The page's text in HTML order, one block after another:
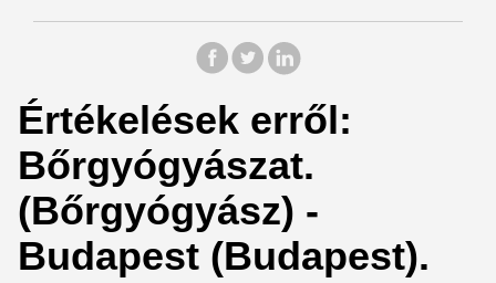
Értékelések erről:
Bőrgyógyászat.
(Bőrgyógyász) -
Budapest (Budapest).